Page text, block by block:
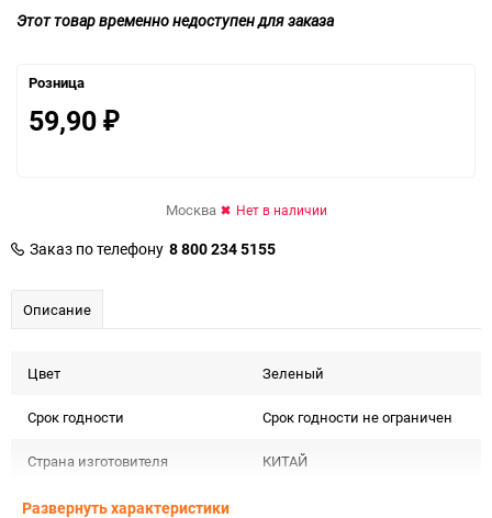
Этот товар временно недоступен для заказа
Розница
59,90 ₽
Москва Нет в наличии
Заказ по телефону 8 800 234 5155
Описание
Цвет Зеленый
Срок годности Срок годности не ограничен
Страна изготовителя КИТАЙ
Предназначение товара
Развернуть характеристики